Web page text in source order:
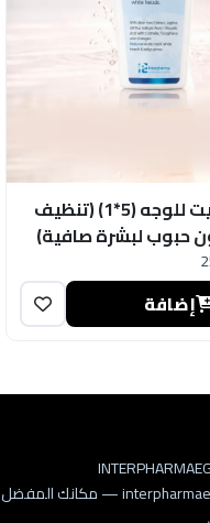
غسول سبليت للوجه (5*1) (تنظيف
حبوب لبشرة صافية)
إضافة
interpharmaegycare — مكانك المفضل